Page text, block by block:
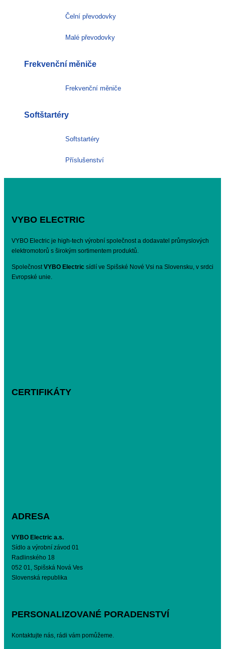
Čelní převodovky
Malé převodovky
Frekvenční měniče
Frekvenční měniče
Softštartéry
Softstartéry
Příslušenství
VYBO ELECTRIC
VYBO Electric je high-tech výrobní společnost a dodavatel průmyslových
elektromotorů s širokým sortimentem produktů.
SpolečnostVYBO Electric sídlí ve Spišské Nové Vsi na Slovensku, v srdci
Evropské unie.
CERTIFIKÁTY
ADRESA
VYBO Electric a.s.
Sídlo a výrobní závod 01
Radlinského 18
052 01, Spišská Nová Ves
Slovenská republika
PERSONALIZOVANÉ PORADENSTVÍ
Kontaktujte nás, rádi vám pomůžeme.